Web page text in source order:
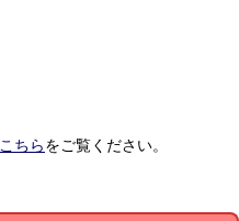
こちらをご覧ください。